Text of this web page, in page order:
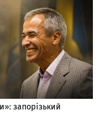
запорізький